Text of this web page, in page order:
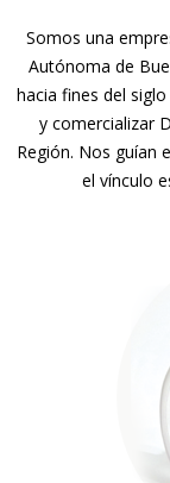
Somos una
Autónoma de
hacia fines del
y comercializar
Región. Nos guían
el vínculo